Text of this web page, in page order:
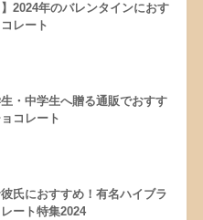
】2024年のバレンタインにおす
レート
生・中学生へ贈る通販でおすす
コレート
氏におすすめ！有名ハイブラ
ート特集2024